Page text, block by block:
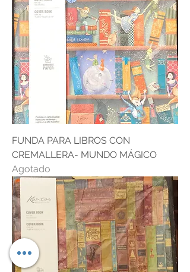
FUNDA PARA LIBROS CON
CREMALLERA- MUNDO MÁGICO
Agotado